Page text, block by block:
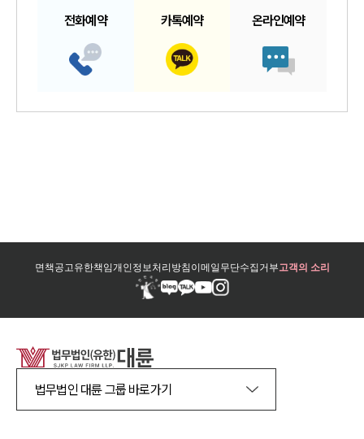
전화예약 카톡예약 온라인예약
면책공고유한책임개인정보처리방침이메일무단수집거부고객의 소리
법무법인 대륜 그룹 바로가기